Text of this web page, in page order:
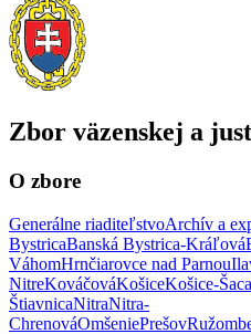
Zbor väzenskej a
O zbore
Generálne riaditeľstvoArchív a
BystricaBanská Bystrica-Kráľová
VáhomHrnčiarovce nad Parnou
NitreKováčováKošiceKošice-Šaca
ŠtiavnicaNitraNitra-
ChrenováOmšeniePrešov